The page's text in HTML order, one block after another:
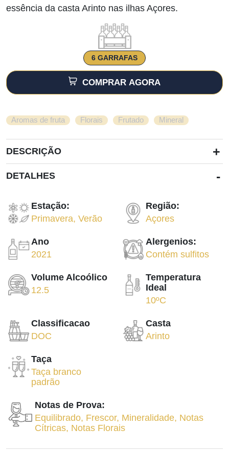
essência da casta Arinto nas ilhas Açores.
6 GARRAFAS
COMPRAR AGORA
Aromas de fruta Florais Frutado Mineral
DESCRIÇÃO +
DETALHES -
Estação:
Primavera,Verão
Região:
Açores
Ano
2021
Alergenios:
Contém sulfitos
Volume Alcoólico
12.5
Temperatura
Ideal
10ºC
Classificacao
DOC
Casta
Arinto
Taça
Taça branco
padrão
Notas de Prova:
Equilibrado, Frescor, Mineralidade, Notas
Cítricas, Notas Florais